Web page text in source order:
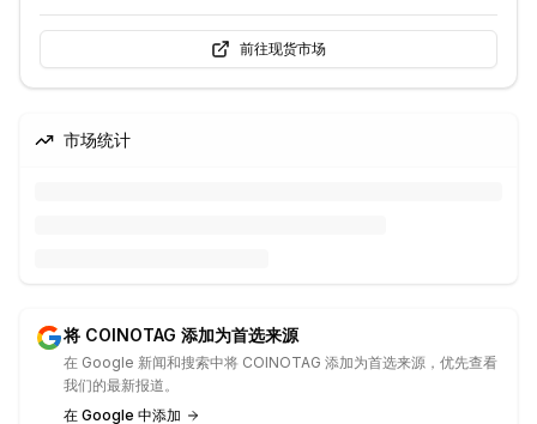
前往现货市场
市场统计
将 COINOTAG 添加为首选来源
在 Google 新闻和搜索中将 COINOTAG 添加为首选来源，优先查看
我们的最新报道。
在 Google 中添加